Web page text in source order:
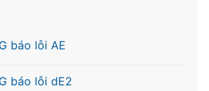
báo lỗi AE
báo lỗi dE2